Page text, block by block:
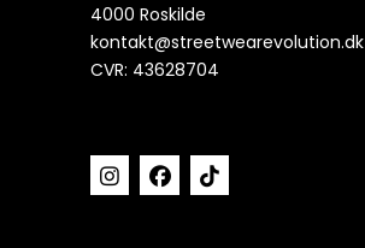
4000 Roskilde
kontakt@streetwearevolution.dk
CVR: 43628704